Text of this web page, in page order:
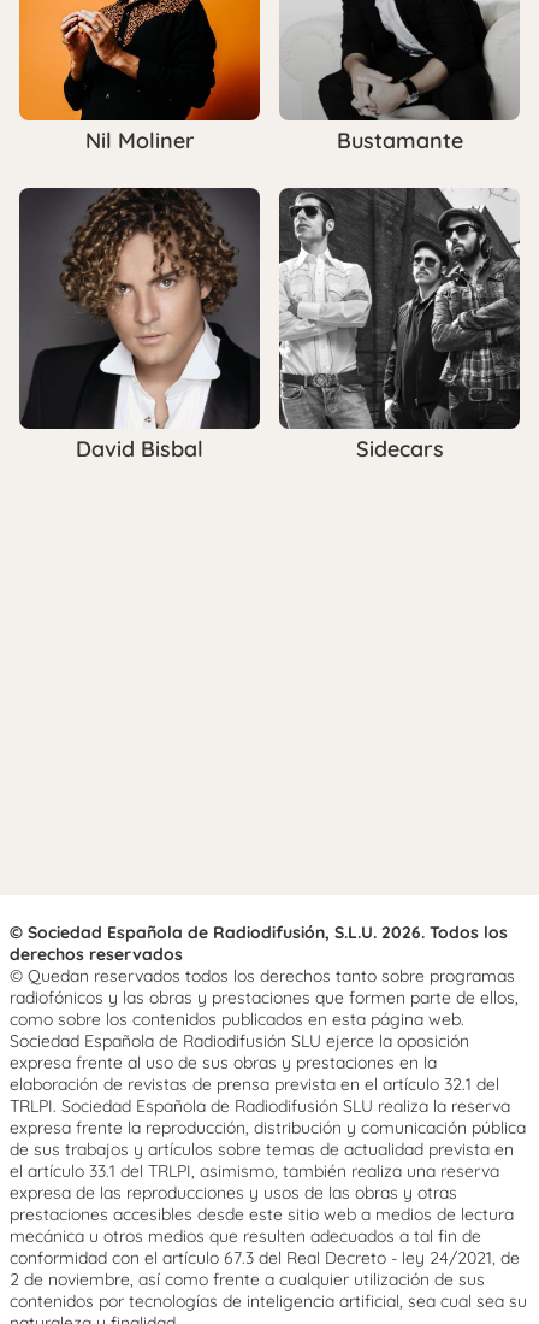
Nil Moliner Bustamante
David Bisbal Sidecars
© Sociedad Española de Radiodifusión, S.L.U. 2026. Todos los
derechos reservados
© Quedan reservados todos los derechos tanto sobre programas
radiofónicos y las obras y prestaciones que formen parte de ellos,
como sobre los contenidos publicados en esta página web.
Sociedad Española de Radiodifusión SLU ejerce la oposición
expresa frente al uso de sus obras y prestaciones en la
elaboración de revistas de prensa prevista en el artículo 32.1 del
TRLPI. Sociedad Española de Radiodifusión SLU realiza la reserva
expresa frente la reproducción, distribución y comunicación pública
de sus trabajos y artículos sobre temas de actualidad prevista en
el artículo 33.1 del TRLPI, asimismo, también realiza una reserva
expresa de las reproducciones y usos de las obras y otras
prestaciones accesibles desde este sitio web a medios de lectura
mecánica u otros medios que resulten adecuados a tal fin de
conformidad con el artículo 67.3 del Real Decreto - ley 24/2021, de
2 de noviembre, así como frente a cualquier utilización de sus
contenidos por tecnologías de inteligencia artificial, sea cual sea su